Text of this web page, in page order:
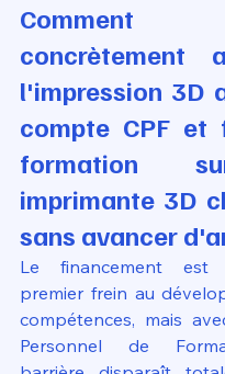
Comment
concrètement
l'impression 3D
compte CPF et
formation
imprimante 3D
sans avancer
Le financement est
premier frein au
compétences, mais
Personnel de